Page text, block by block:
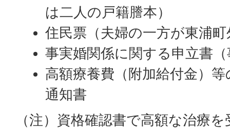
は二人の戸籍謄本）
住民票（夫婦の一方が東浦
事実婚関係に関する申立書
高額療養費（附加給付金）
通知書
（注）資格確認書で高額な治療